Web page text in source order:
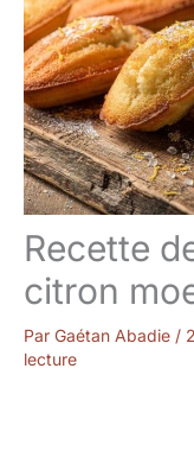
Recette
citron
Par Gaétan Abadie /
lecture